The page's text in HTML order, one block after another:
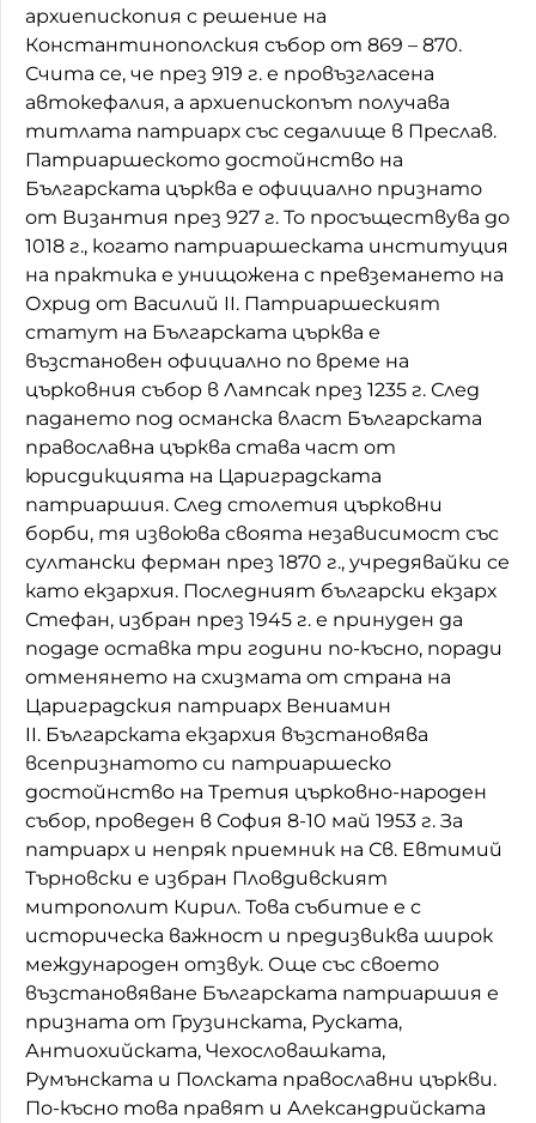
архиепископия с решение на
Константинополския събор от 869 – 870.
Счита се, че през 919 г. е провъзгласена
автокефалия, а архиепископът получава
титлата патриарх със седалище в Преслав.
Патриаршеското достойнство на
Българската църква е официално признато
от Византия през 927 г. То просъществува до
1018 г., когато патриаршеската институция
на практика е унищожена с превземането на
Охрид от Василий II. Патриаршеският
статут на Българската църква е
възстановен официално по време на
църковния събор в Лампсак през 1235 г. След
падането под османска власт Българската
православна църква става част от
юрисдикцията на Цариградската
патриаршия. След столетия църковни
борби, тя извоюва своята независимост със
султански ферман през 1870 г., учредявайки се
като екзархия. Последният български екзарх
Стефан, избран през 1945 г. е принуден да
подаде оставка три години по-късно, поради
отменянето на схизмата от страна на
Цариградския патриарх Вениамин
II. Българската екзархия възстановява
всепризнатото си патриаршеско
достойнство на Третия църковно-народен
събор, проведен в София 8-10 май 1953 г. За
патриарх и непряк приемник на Св. Евтимий
Търновски е избран Пловдивският
митрополит Кирил. Това събитие е с
историческа важност и предизвиква широк
международен отзвук. Още със своето
възстановяване Българската патриаршия е
призната от Грузинската, Руската,
Антиохийската, Чехословашката,
Румънската и Полската православни църкви.
По-късно това правят и Александрийската